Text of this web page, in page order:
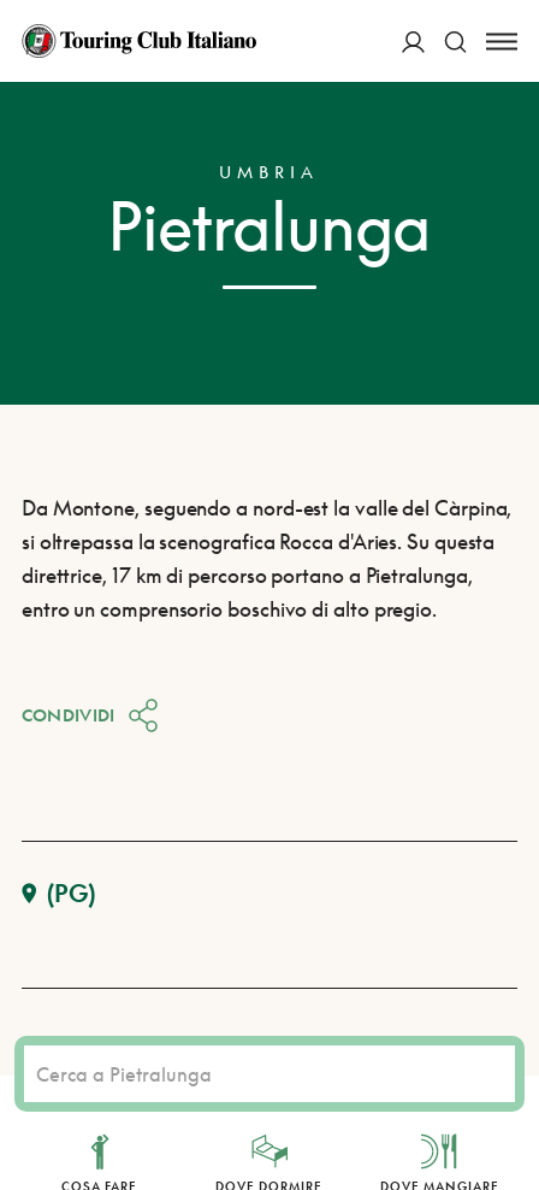
HOME
UMBRIA
Pietralunga
Da Montone, seguendo a nord-est la valle del Càrpina,
si oltrepassa la scenografica Rocca d'Aries. Su questa
direttrice, 17 km di percorso portano a Pietralunga,
entro un comprensorio boschivo di alto pregio.
CONDIVIDI
(PG)
COSA FARE DOVE DORMIRE DOVE MANGIARE